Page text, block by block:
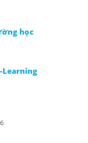
học
Learning